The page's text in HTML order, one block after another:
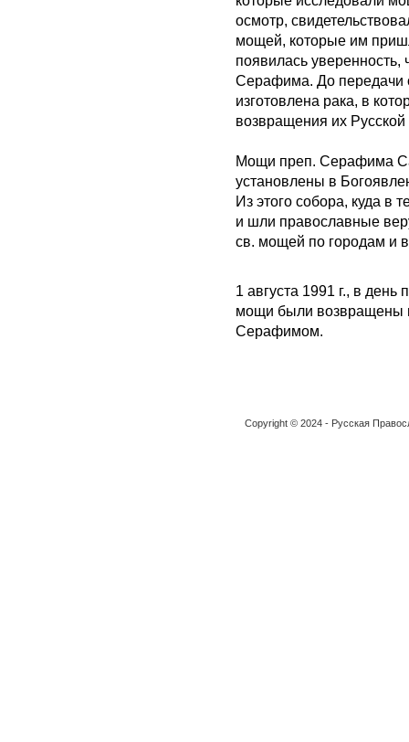
осмотр,
мощей, которые им
появилась уверенность,
Серафима. До передачи
изготовлена рака, в
возвращения их
Мощи преп. Серафима
установлены в
Из этого собора, куда в
и шли православные
св. мощей по городам и
1 августа 1991 г., в
мощи были возвращены
Серафимом.
Copyright © 2024 - Русская